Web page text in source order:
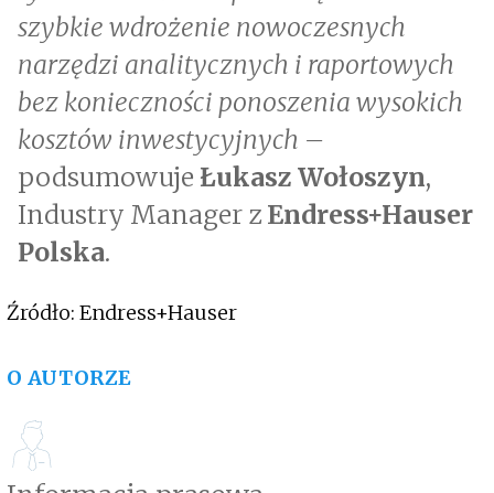
szybkie wdrożenie nowoczesnych
narzędzi analitycznych i raportowych
bez konieczności ponoszenia wysokich
kosztów inwestycyjnych –
podsumowuje Łukasz Wołoszyn,
Industry Manager z Endress+Hauser
Polska.
Źródło: Endress+Hauser
O AUTORZE